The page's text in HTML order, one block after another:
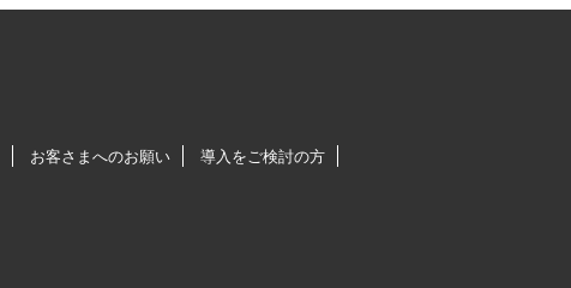
お客さまへのお願い
導入をご検討の方